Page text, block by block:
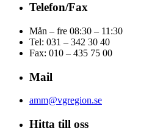
Telefon/Fax
Mån – fre 08:30 – 11:30
Tel: 031 – 342 30 40
Fax: 010 – 435 75 00
Mail
amm@vgregion.se
Hitta till oss